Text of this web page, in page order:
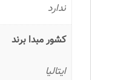
ندارد
کشور مبدا برند
ایتالیا